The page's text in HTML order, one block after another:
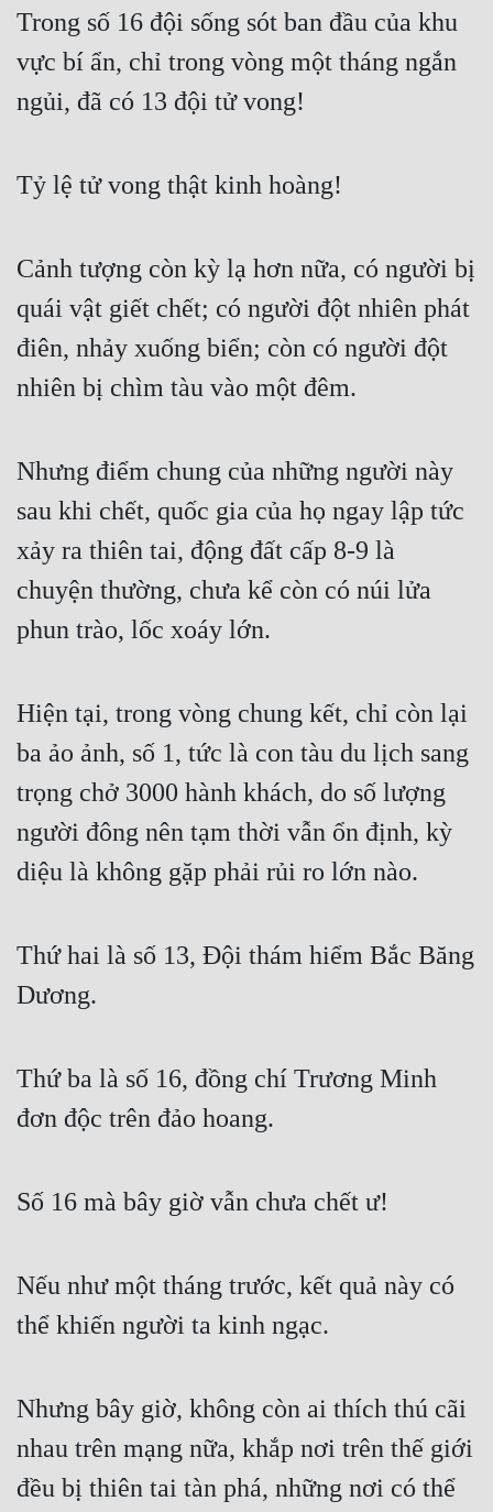
Trong số 16 đội sống sót ban đầu của khu
vực bí ẩn, chỉ trong vòng một tháng ngắn
ngủi, đã có 13 đội tử vong!
Tỷ lệ tử vong thật kinh hoàng!
Cảnh tượng còn kỳ lạ hơn nữa, có người bị
quái vật giết chết; có người đột nhiên phát
điên, nhảy xuống biển; còn có người đột
nhiên bị chìm tàu vào một đêm.
Nhưng điểm chung của những người này
sau khi chết, quốc gia của họ ngay lập tức
xảy ra thiên tai, động đất cấp 8-9 là
chuyện thường, chưa kể còn có núi lửa
phun trào, lốc xoáy lớn.
Hiện tại, trong vòng chung kết, chỉ còn lại
ba ảo ảnh, số 1, tức là con tàu du lịch sang
trọng chở 3000 hành khách, do số lượng
người đông nên tạm thời vẫn ổn định, kỳ
diệu là không gặp phải rủi ro lớn nào.
Thứ hai là số 13, Đội thám hiểm Bắc Băng
Dương.
Thứ ba là số 16, đồng chí Trương Minh
đơn độc trên đảo hoang.
Số 16 mà bây giờ vẫn chưa chết ư!
Nếu như một tháng trước, kết quả này có
thể khiến người ta kinh ngạc.
Nhưng bây giờ, không còn ai thích thú cãi
nhau trên mạng nữa, khắp nơi trên thế giới
đều bị thiên tai tàn phá, những nơi có thể